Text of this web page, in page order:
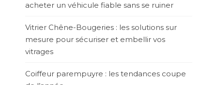
acheter un véhicule fiable sans se ruiner
Vitrier Chêne-Bougeries : les solutions sur
mesure pour sécuriser et embellir vos
vitrages
Coiffeur parempuyre : les tendances coupe